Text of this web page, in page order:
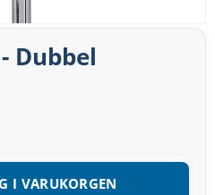
Dubbel
I VARUKORGEN